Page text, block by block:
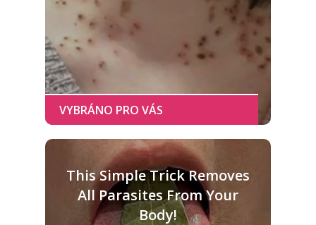
This Simple Trick Removes
All Parasites From Your
Body!